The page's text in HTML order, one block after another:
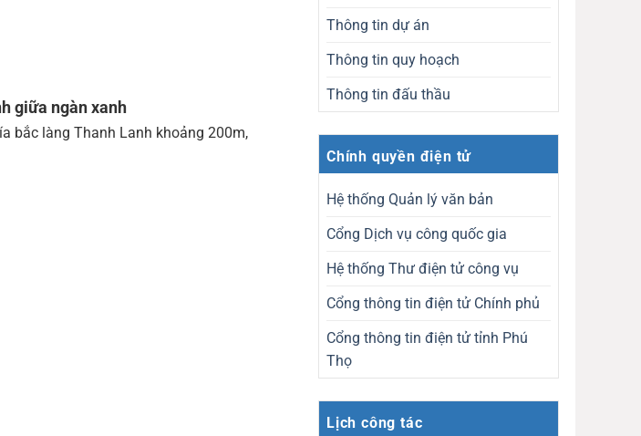
giữa ngàn xanh
bắc làng Thanh Lanh khoảng 200m,
Thông tin dự án
Thông tin quy hoạch
Thông tin đấu thầu
Chính quyền điện tử
Hệ thống Quản lý văn bản
Cổng Dịch vụ công quốc gia
Hệ thống Thư điện tử công vụ
Cổng thông tin điện tử Chính phủ
Cổng thông tin điện tử tỉnh Phú
Thọ
Lịch công tác